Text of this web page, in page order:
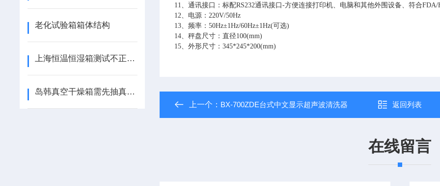
老化试验箱箱体结构
上海恒温恒湿箱测试不正确的操作
岛韩真空干燥箱需先抽真空再升温加热
11、通讯接口：标配RS232通讯接口-方便连接打印机、电脑和其他外围设备、符合FDA/
12、电源：220V/50Hz
13、频率：50Hz±1Hz/60Hz±1Hz(可选)
14、秤盘尺寸：直径100(mm)
15、外形尺寸：345*245*200(mm)
上一个： BX-700ZDE台式中文显示超声波清洗器 返回列表
在线留言